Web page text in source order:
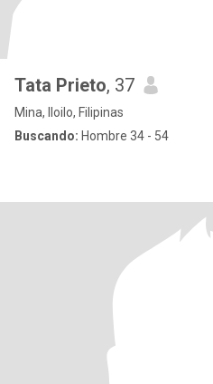
Tata Prieto, 37
Mina, Iloilo, Filipinas
Buscando: Hombre 34 - 54